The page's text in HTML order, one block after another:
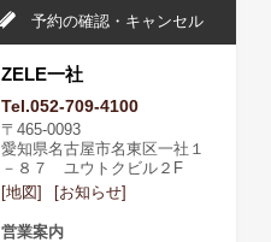
予約の確認・キャンセル
ZELE一社
Tel.052-709-4100
〒465-0093
愛知県名古屋市名東区一社１
－８７ ユウトクビル２F
[地図]
[お知らせ]
営業案内